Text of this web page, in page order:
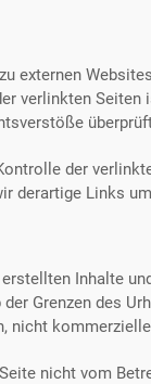
externen
verlinkten
der
derartige Links
Inhalte
Grenzen des
nicht
nicht vom